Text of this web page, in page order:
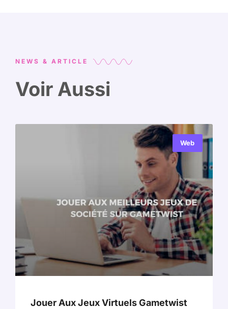
NEWS & ARTICLE
Voir Aussi
Web
Jouer Aux Jeux Virtuels Gametwist